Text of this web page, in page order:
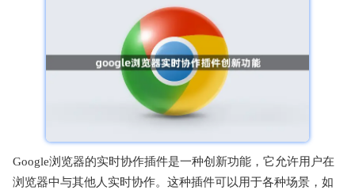
Google浏览器的实时协作插件是一种创新功能，它允许用户在
浏览器中与其他人实时协作。这种插件可以用于各种场景，如